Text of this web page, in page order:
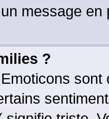
message
?